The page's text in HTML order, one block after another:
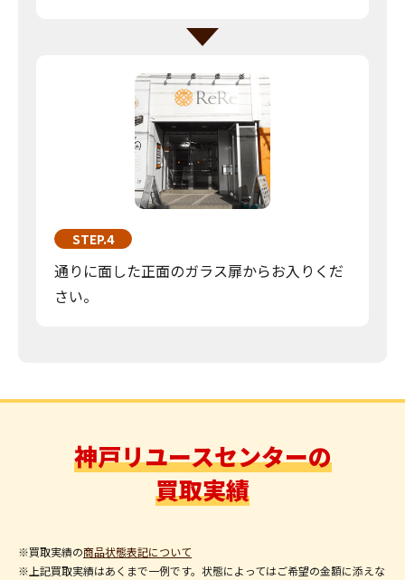
STEP.4
通りに面した正面のガラス扉からお入りくだ
さい。
神戸リユースセンターの
買取実績
※買取実績の商品状態表記について
※上記買取実績はあくまで一例です。状態によってはご希望の金額に添えな